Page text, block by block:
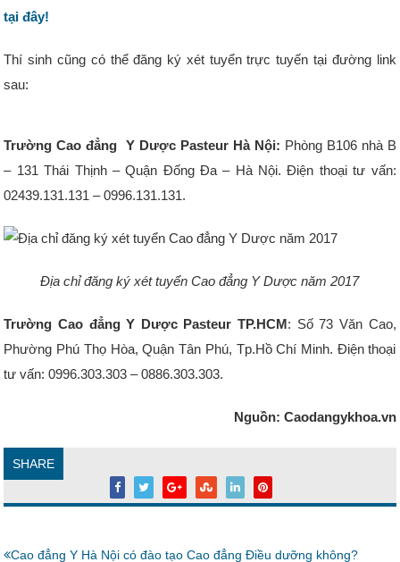
tại đây!
Thí sinh cũng có thể đăng ký xét tuyển trực tuyến tại đường link
sau:
Trường Cao đẳng Y Dược Pasteur Hà Nội: Phòng B106 nhà B
– 131 Thái Thịnh – Quận Đống Đa – Hà Nội. Điện thoại tư vấn:
02439.131.131 – 0996.131.131.
Địa chỉ đăng ký xét tuyển Cao đẳng Y Dược năm 2017
Trường Cao đẳng Y Dược Pasteur TP.HCM: Số 73 Văn Cao,
Phường Phú Thọ Hòa, Quận Tân Phú, Tp.Hồ Chí Minh. Điện thoại
tư vấn: 0996.303.303 – 0886.303.303.
Nguồn: Caodangykhoa.vn
SHARE
Bài
Cao đẳng Y Hà Nội có đào tạo Cao đẳng Điều dưỡng không?